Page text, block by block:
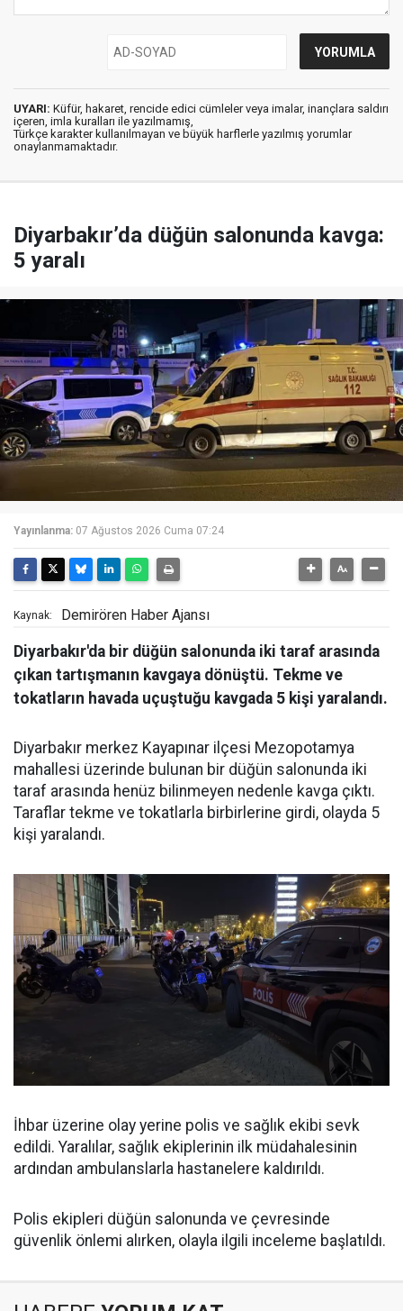
UYARI: Küfür, hakaret, rencide edici cümleler veya imalar, inançlara saldırı
içeren, imla kuralları ile yazılmamış,
Türkçe karakter kullanılmayan ve büyük harflerle yazılmış yorumlar
onaylanmamaktadır.
Diyarbakır’da düğün salonunda kavga:
5 yaralı
Yayınlanma: 07 Ağustos 2026 Cuma 07:24
Kaynak: Demirören Haber Ajansı
Diyarbakır'da bir düğün salonunda iki taraf arasında
çıkan tartışmanın kavgaya dönüştü. Tekme ve
tokatların havada uçuştuğu kavgada 5 kişi yaralandı.
Diyarbakır merkez Kayapınar ilçesi Mezopotamya
mahallesi üzerinde bulunan bir düğün salonunda iki
taraf arasında henüz bilinmeyen nedenle kavga çıktı.
Taraflar tekme ve tokatlarla birbirlerine girdi, olayda 5
kişi yaralandı.
İhbar üzerine olay yerine polis ve sağlık ekibi sevk
edildi. Yaralılar, sağlık ekiplerinin ilk müdahalesinin
ardından ambulanslarla hastanelere kaldırıldı.
Polis ekipleri düğün salonunda ve çevresinde
güvenlik önlemi alırken, olayla ilgili inceleme başlatıldı.